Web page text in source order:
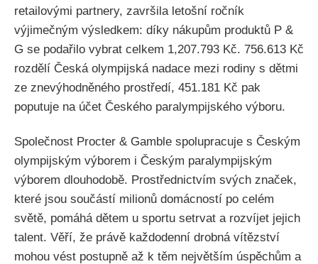
retailovými partnery, završila letošní ročník
výjimečným výsledkem: díky nákupům produktů P &
G se podařilo vybrat celkem 1,207.793 Kč. 756.613 Kč
rozdělí Česká olympijská nadace mezi rodiny s dětmi
ze znevýhodněného prostředí, 451.181 Kč pak
poputuje na účet Českého paralympijského výboru.
Společnost Procter & Gamble spolupracuje s Českým
olympijským výborem i Českým paralympijským
výborem dlouhodobě. Prostřednictvím svých značek,
které jsou součástí milionů domácností po celém
světě, pomáhá dětem u sportu setrvat a rozvíjet jejich
talent. Věří, že právě každodenní drobná vítězství
mohou vést postupně až k těm největším úspěchům a